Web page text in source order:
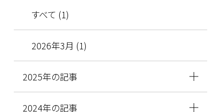
すべて (1)
2026年3月 (1)
2025年の記事
2024年の記事